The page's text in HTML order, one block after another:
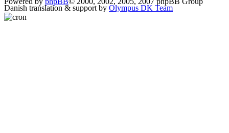
Danish translation & support by Olympus DK Team